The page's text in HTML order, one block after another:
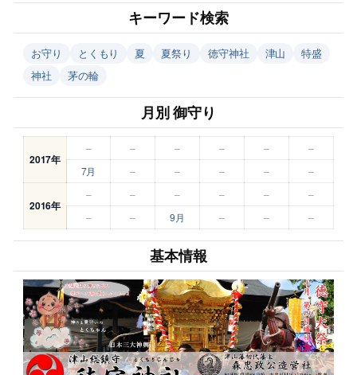
キーワード検索
お守り とくもり 夏 夏祭り 徳守神社 津山
特盛
神社
茅の輪
月別 御守り
2017年
– – – – –
–
7月
– – – – –
2016年
– – – – –
–
–
– 9月 – – –
基本情報